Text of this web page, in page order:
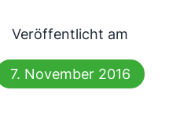
Veröffentlicht am
7. November 2016